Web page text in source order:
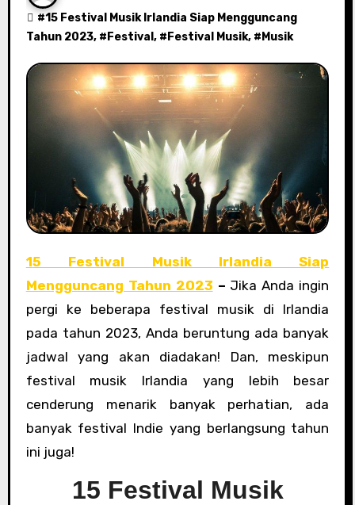
#15 Festival Musik Irlandia Siap Mengguncang
Tahun 2023, # Festival , # Festival Musik, # Musik
15 Festival Musik Irlandia Siap
Mengguncang Tahun 2023 – Jika Anda ingin
pergi ke beberapa festival musik di Irlandia
pada tahun 2023, Anda beruntung ada banyak
jadwal yang akan diadakan! Dan, meskipun
festival musik Irlandia yang lebih besar
cenderung menarik banyak perhatian, ada
banyak festival Indie yang berlangsung tahun
ini juga!
15 Festival Musik